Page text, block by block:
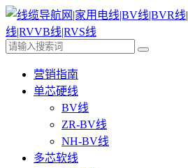
营销指南
单芯硬线
BV线
ZR-BV线
NH-BV线
多芯软线